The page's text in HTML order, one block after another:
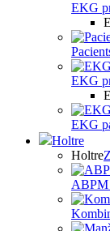
EKG
EKG
EKG
Holtre
Holtre
ABPM